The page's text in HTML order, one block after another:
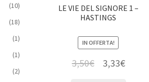
LE VIE DEL SIGNORE 1 –
HASTINGS
IN OFFERTA!
3,50€ 3,33€
(10)
(18)
(1)
(1)
(2)